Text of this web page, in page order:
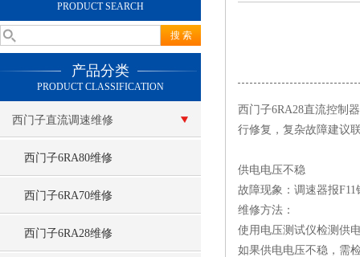
PRODUCT SEARCH
产品分类
PRODUCT CLASSIFICATION
西门子直流调速维修
西门子6RA80维修
西门子6RA70维修
西门子6RA28维修
西门子6RA28直流控制
行修复，复杂故障建议
供电电压不稳
故障现象：调速器报
维修方法：
使用电压测试仪检测供
如果供电电压不稳，需